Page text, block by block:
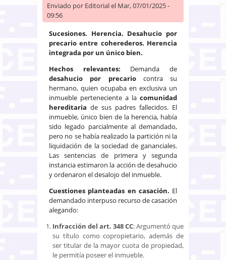
Enviado por Editorialel Mar, 07/01/2025 -
09:56
Sucesiones. Herencia. Desahucio por
precario entre coherederos. Herencia
integrada por un único bien.
Hechos relevantes: Demanda de
desahucio por precariocontra su
hermano, quien ocupaba en exclusiva un
inmueble perteneciente a la comunidad
hereditaria de sus padres fallecidos. El
inmueble, único bien de la herencia, había
sido legado parcialmente al demandado,
pero no se había realizado la partición ni la
liquidación de la sociedad de gananciales.
Las sentencias de primera y segunda
instancia estimaron la acción de desahucio
y ordenaron el desalojo del inmueble.
Cuestiones planteadas en casación. El
demandado interpuso recurso de casación
alegando:
Infracción del art. 348 CC: Argumentó que
su título como copropietario, además de
ser titular de la mayor cuota de propiedad,
le permitía poseer el inmueble.